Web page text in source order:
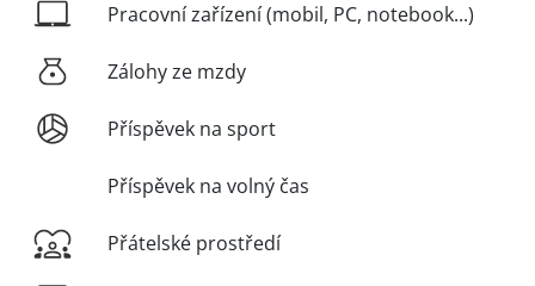
Pracovní zařízení (mobil, PC, notebook...)
Zálohy ze mzdy
Příspěvek na sport
Příspěvek na volný čas
Přátelské prostředí